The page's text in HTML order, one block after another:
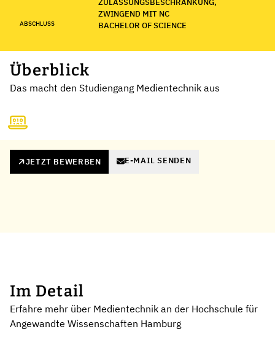
ZWINGEND MIT NC
ABSCHLUSS BACHELOR OF SCIENCE
Überblick
Das macht den Studiengang Medientechnik aus
JETZT BEWERBEN E-MAIL SENDEN
Im Detail
Erfahre mehr über Medientechnik an der Hochschule für
Angewandte Wissenschaften Hamburg